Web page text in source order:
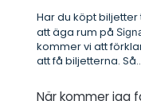
Har du köpt
att äga rum på
kommer vi att
att få biljetterna.
När kommer jag